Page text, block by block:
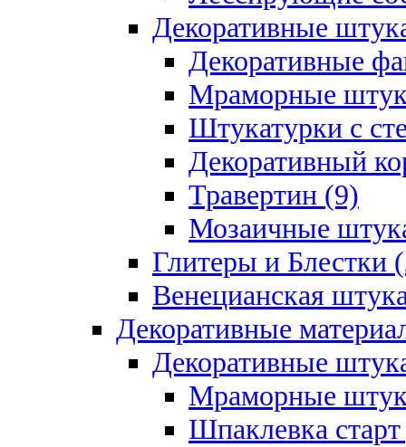
Декоративные
Декоративные
Мраморные
Штукатурки с
Декоративный
Травертин (9)
Мозаичные
Глитеры и Блестки
Венецианская
Декоративные
Декоративные
Мраморные
Шпаклевка